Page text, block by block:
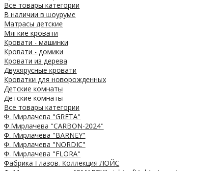
Все товары категории
В наличии в шоуруме
Матрасы детские
Мягкие кровати
Кровати - машинки
Кровати - домики
Кровати из дерева
Двухярусные кровати
Кроватки для новорожденных
Детские комнаты
Детские комнаты
Все товары категории
Ф. Мирлачева "GRETA"
Ф.Мирлачева "CARBON-2024"
Ф. Мирлачева "BARNEY"
Ф. Мирлачева "NORDIC"
Ф. Мирлачева "FLORA"
Фабрика Глазов. Коллекция ЛОЙС